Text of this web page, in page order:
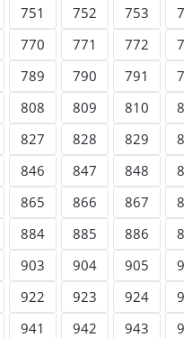
751 752 753
770 771 772
789 790 791
808 809 810
827 828 829
846 847 848
865 866 867
884 885 886
903 904 905
922 923 924
941 942 943